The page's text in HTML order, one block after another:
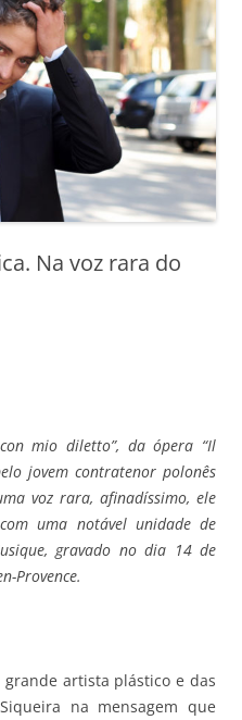
Na voz rara do
mio diletto”, da ópera “Il
jovem contratenor polonês
voz rara, afinadíssimo, ele
uma notável unidade de
gravado no dia 14 de
Provence.
artista plástico e das
na mensagem que